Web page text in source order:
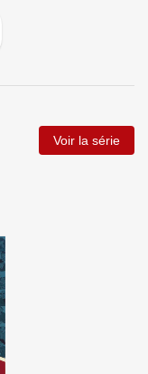
Voir la série